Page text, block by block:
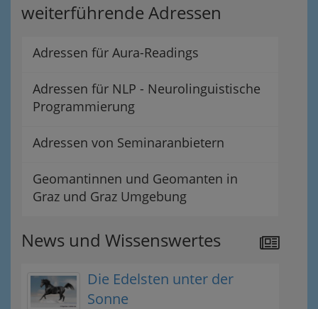
weiterführende Adressen
Adressen für Aura-Readings
Adressen für NLP - Neurolinguistische
Programmierung
Adressen von Seminaranbietern
Geomantinnen und Geomanten in
Graz und Graz Umgebung
News und Wissenswertes
Die Edelsten unter der
Sonne